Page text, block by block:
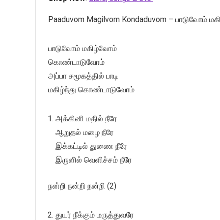
Paaduvom Magilvom Kondaduvom –
பாடுவோம் மகிழ்வோம்
கொண்டாடுவோம்
அப்பா சமூகத்தில் பாடி
மகிழ்ந்து கொண்டாடுவோம்
அக்கினி மதில் நீரே
ஆறுதல் மழை நீரே
இக்கட்டில் துணை நீரே
இருளில் வெளிச்சம் நீரே
நன்றி நன்றி நன்றி (2)
துயர் நீக்கும் மருத்துவரே